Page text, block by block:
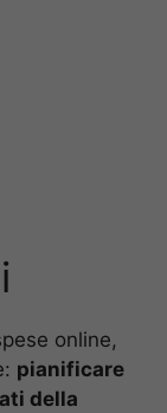
online,
pianificare
della